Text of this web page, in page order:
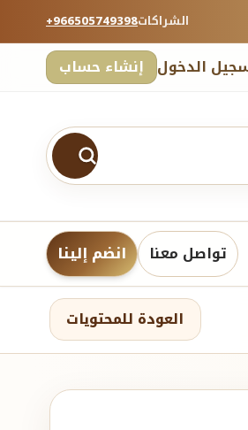
+966505749398الشراكات
الدخول إنشاء حساب
تواصل معنا انضم إلينا
العودة للمحتويات